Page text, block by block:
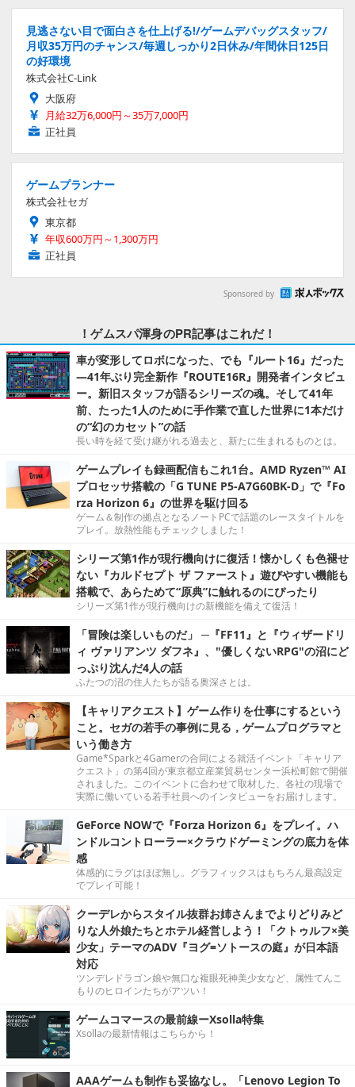
見逃さない目で面白さを仕上げる!/ゲームデバッグスタッフ/
月収35万円のチャンス/毎週しっかり2日休み/年間休日125日
の好環境
株式会社C-Link
大阪府
月給32万6,000円～35万7,000円
正社員
ゲームプランナー
株式会社セガ
東京都
年収600万円～1,300万円
正社員
Sponsored by
！ゲムスパ渾身のPR記事はこれだ！
車が変形してロボになった、でも『ルート16』だった
―41年ぶり完全新作『ROUTE16R』開発者インタビュ
ー。新旧スタッフが語るシリーズの魂。そして41年
前、たった1人のために手作業で直した世界に1本だけ
の“幻のカセット”の話
長い時を経て受け継がれる過去と、新たに生まれるものとは。
ゲームプレイも録画配信もこれ1台。AMD Ryzen™ AI
プロセッサ搭載の「G TUNE P5-A7G60BK-D」で『Fo
rza Horizon 6』の世界を駆け回る
ゲーム＆制作の拠点となるノートPCで話題のレースタイトルを
プレイ。放熱性能もチェックしました！
シリーズ第1作が現行機向けに復活！懐かしくも色褪せ
ない『カルドセプト ザ ファースト』遊びやすい機能も
搭載で、あらためて“原典”に触れるのにぴったり
シリーズ第1作が現行機向けの新機能を備えて復活！
「冒険は楽しいものだ」 ─『FF11』と『ウィザードリ
ィ ヴァリアンツ ダフネ』、"優しくないRPG"の沼にど
っぷり沈んだ4人の話
ふたつの沼の住人たちが語る奥深さとは。
【キャリアクエスト】ゲーム作りを仕事にするという
こと。セガの若手の事例に見る，ゲームプログラマと
いう働き方
Game*Sparkと4Gamerの合同による就活イベント「キャリア
クエスト」の第4回が東京都立産業貿易センター浜松町館で開催
されました。このイベントに合わせて取材した、各社の現場で
実際に働いている若手社員へのインタビューをお届けします。
GeForce NOWで『Forza Horizon 6』をプレイ。ハ
ンドルコントローラー×クラウドゲーミングの底力を体
感
体感的にラグはほぼ無し。グラフィックスはもちろん最高設定
でプレイ可能！
クーデレからスタイル抜群お姉さんまでよりどりみど
りな人外娘たちとホテル経営しよう！「クトゥルフ×美
少女」テーマのADV『ヨグ=ソトースの庭』が日本語
対応
ツンデレドラゴン娘や無口な複眼死神美少女など、属性てんこ
もりのヒロインたちがアツい！
ゲームコマースの最前線ーXsolla特集
Xsollaの最新情報はこちらから！
AAAゲームも制作も妥協なし。「Lenovo Legion To